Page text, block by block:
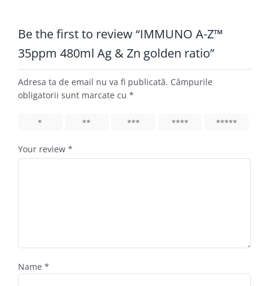
Be the first to review “IMMUNO A-Z™
35ppm 480ml Ag & Zn golden ratio”
Adresa ta de email nu va fi publicată. Câmpurile
obligatorii sunt marcate cu *
Your review *
Name *